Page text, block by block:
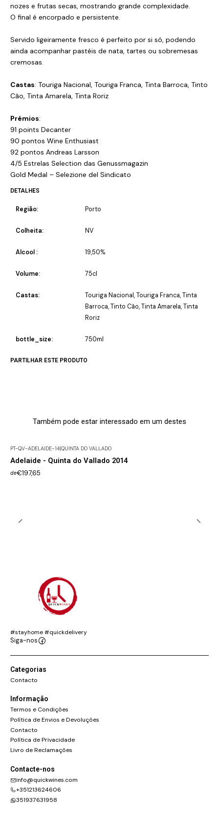
nozes e frutas secas, mostrando grande complexidade.
O final é encorpado e persistente.
Servido ligeiramente fresco é perfeito por si só, podendo
ainda acompanhar pastéis de nata, tartes ou sobremesas
cremosas.
Castas: Touriga Nacional, Touriga Franca, Tinta Barroca, Tinto
Cão, Tinta Amarela, Tinta Roriz
Prémios:
91 points Decanter
90 pontos Wine Enthusiast
92 pontos Andreas Larsson
4/5 Estrelas Selection das Genussmagazin
Gold Medal – Selezione del Sindicato
DETALHES
Região: Porto
Colheita: NV
Alcool : 19,50%
Volume: 75cl
Castas:
Touriga Nacional, Touriga Franca, Tinta
Barroca, Tinto Cão, Tinta Amarela, Tinta
Roriz
bottle_size: 750ml
PARTILHAR ESTE PRODUTO
Também pode estar interessado em um destes
PT-QV-ADELAIDE-14 QUINTA DO VALLADO
Adelaide - Quinta do Vallado 2014
de€197,65
#stayhome #quickdelivery
Siga-nos
Categorias
Contacto
Informação
Termos e Condições
Política de Envios e Devoluções
Contacto
Política de Privacidade
Livro de Reclamações
Contacte-nos
info@quickwines.com
+351213624606
351937631958